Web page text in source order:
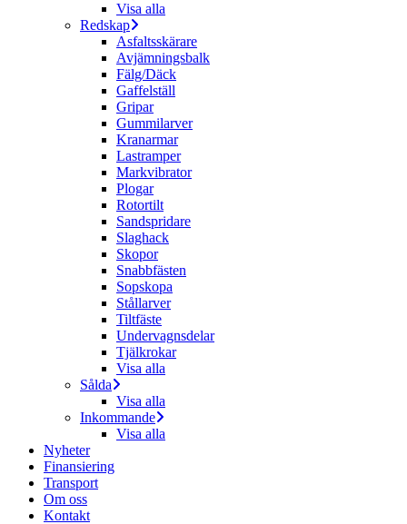
Visa alla
Redskap
Asfaltsskärare
Avjämningsbalk
Fälg/Däck
Gaffelställ
Gripar
Gummilarver
Kranarmar
Lastramper
Markvibrator
Plogar
Rotortilt
Sandspridare
Slaghack
Skopor
Snabbfästen
Sopskopa
Stållarver
Tiltfäste
Undervagnsdelar
Tjälkrokar
Visa alla
Sålda
Visa alla
Inkommande
Visa alla
Nyheter
Finansiering
Transport
Om oss
Kontakt